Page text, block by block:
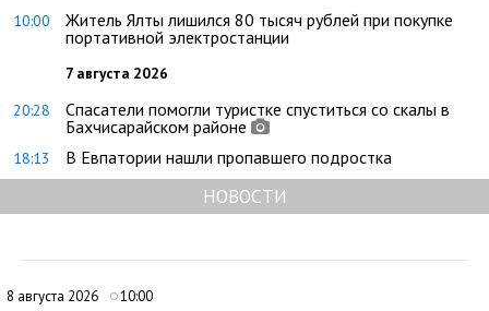
10:00
Житель Ялты лишился 80 тысяч рублей при покупке
портативной электростанции
7 августа 2026
20:28
Спасатели помогли туристке спуститься со скалы в
Бахчисарайском районе
18:13 В Евпатории нашли пропавшего подростка
НОВОСТИ
8 августа 2026 10:00